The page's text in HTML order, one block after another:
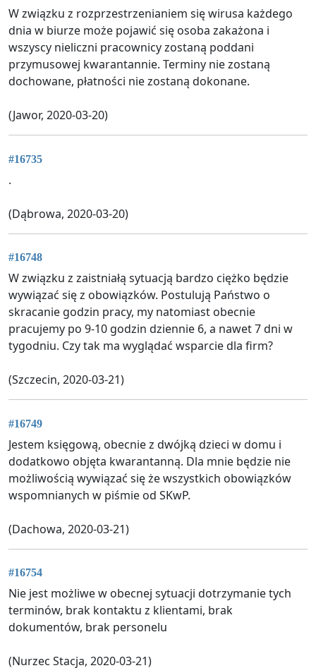
W związku z rozprzestrzenianiem się wirusa każdego
dnia w biurze może pojawić się osoba zakażona i
wszyscy nieliczni pracownicy zostaną poddani
przymusowej kwarantannie. Terminy nie zostaną
dochowane, płatności nie zostaną dokonane.
(Jawor, 2020-03-20)
#16735
.
(Dąbrowa, 2020-03-20)
#16748
W związku z zaistniałą sytuacją bardzo ciężko będzie
wywiązać się z obowiązków. Postulują Państwo o
skracanie godzin pracy, my natomiast obecnie
pracujemy po 9-10 godzin dziennie 6, a nawet 7 dni w
tygodniu. Czy tak ma wyglądać wsparcie dla firm?
(Szczecin, 2020-03-21)
#16749
Jestem księgową, obecnie z dwójką dzieci w domu i
dodatkowo objęta kwarantanną. Dla mnie będzie nie
możliwością wywiązać się że wszystkich obowiązków
wspomnianych w piśmie od SKwP.
(Dachowa, 2020-03-21)
#16754
Nie jest możliwe w obecnej sytuacji dotrzymanie tych
terminów, brak kontaktu z klientami, brak
dokumentów, brak personelu
(Nurzec Stacja, 2020-03-21)